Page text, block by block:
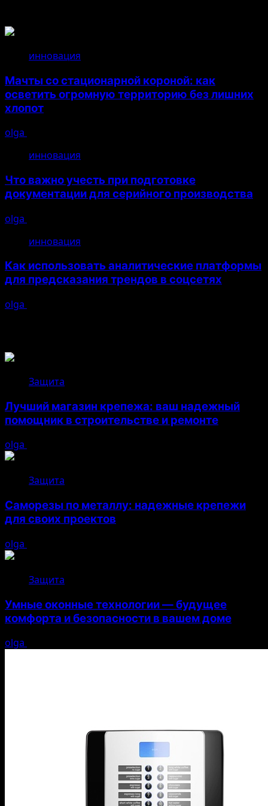
инновация
Мачты со стационарной короной: как
осветить огромную территорию без лишних
хлопот
olga
инновация
Что важно учесть при подготовке
документации для серийного производства
olga
инновация
Как использовать аналитические платформы
для предсказания трендов в соцсетях
olga
Защита
Лучший магазин крепежа: ваш надежный
помощник в строительстве и ремонте
olga
Защита
Саморезы по металлу: надежные крепежи
для своих проектов
olga
Защита
Умные оконные технологии — будущее
комфорта и безопасности в вашем доме
olga